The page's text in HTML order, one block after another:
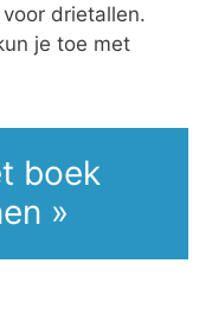
drietallen.
je toe met
boek
»